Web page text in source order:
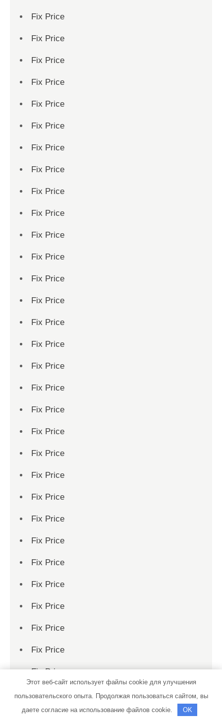
Fix Price
Fix Price
Fix Price
Fix Price
Fix Price
Fix Price
Fix Price
Fix Price
Fix Price
Fix Price
Fix Price
Fix Price
Fix Price
Fix Price
Fix Price
Fix Price
Fix Price
Fix Price
Fix Price
Fix Price
Fix Price
Fix Price
Fix Price
Fix Price
Fix Price
Fix Price
Fix Price
Fix Price
Fix Price
Fix Price
Fix Price
Fix Price
Fix Price
Этот веб-сайт использует файлы cookie для улучшения
пользовательского опыта. Продолжая пользоваться сайтом, вы
даете согласие на использование файлов cookie.
OK